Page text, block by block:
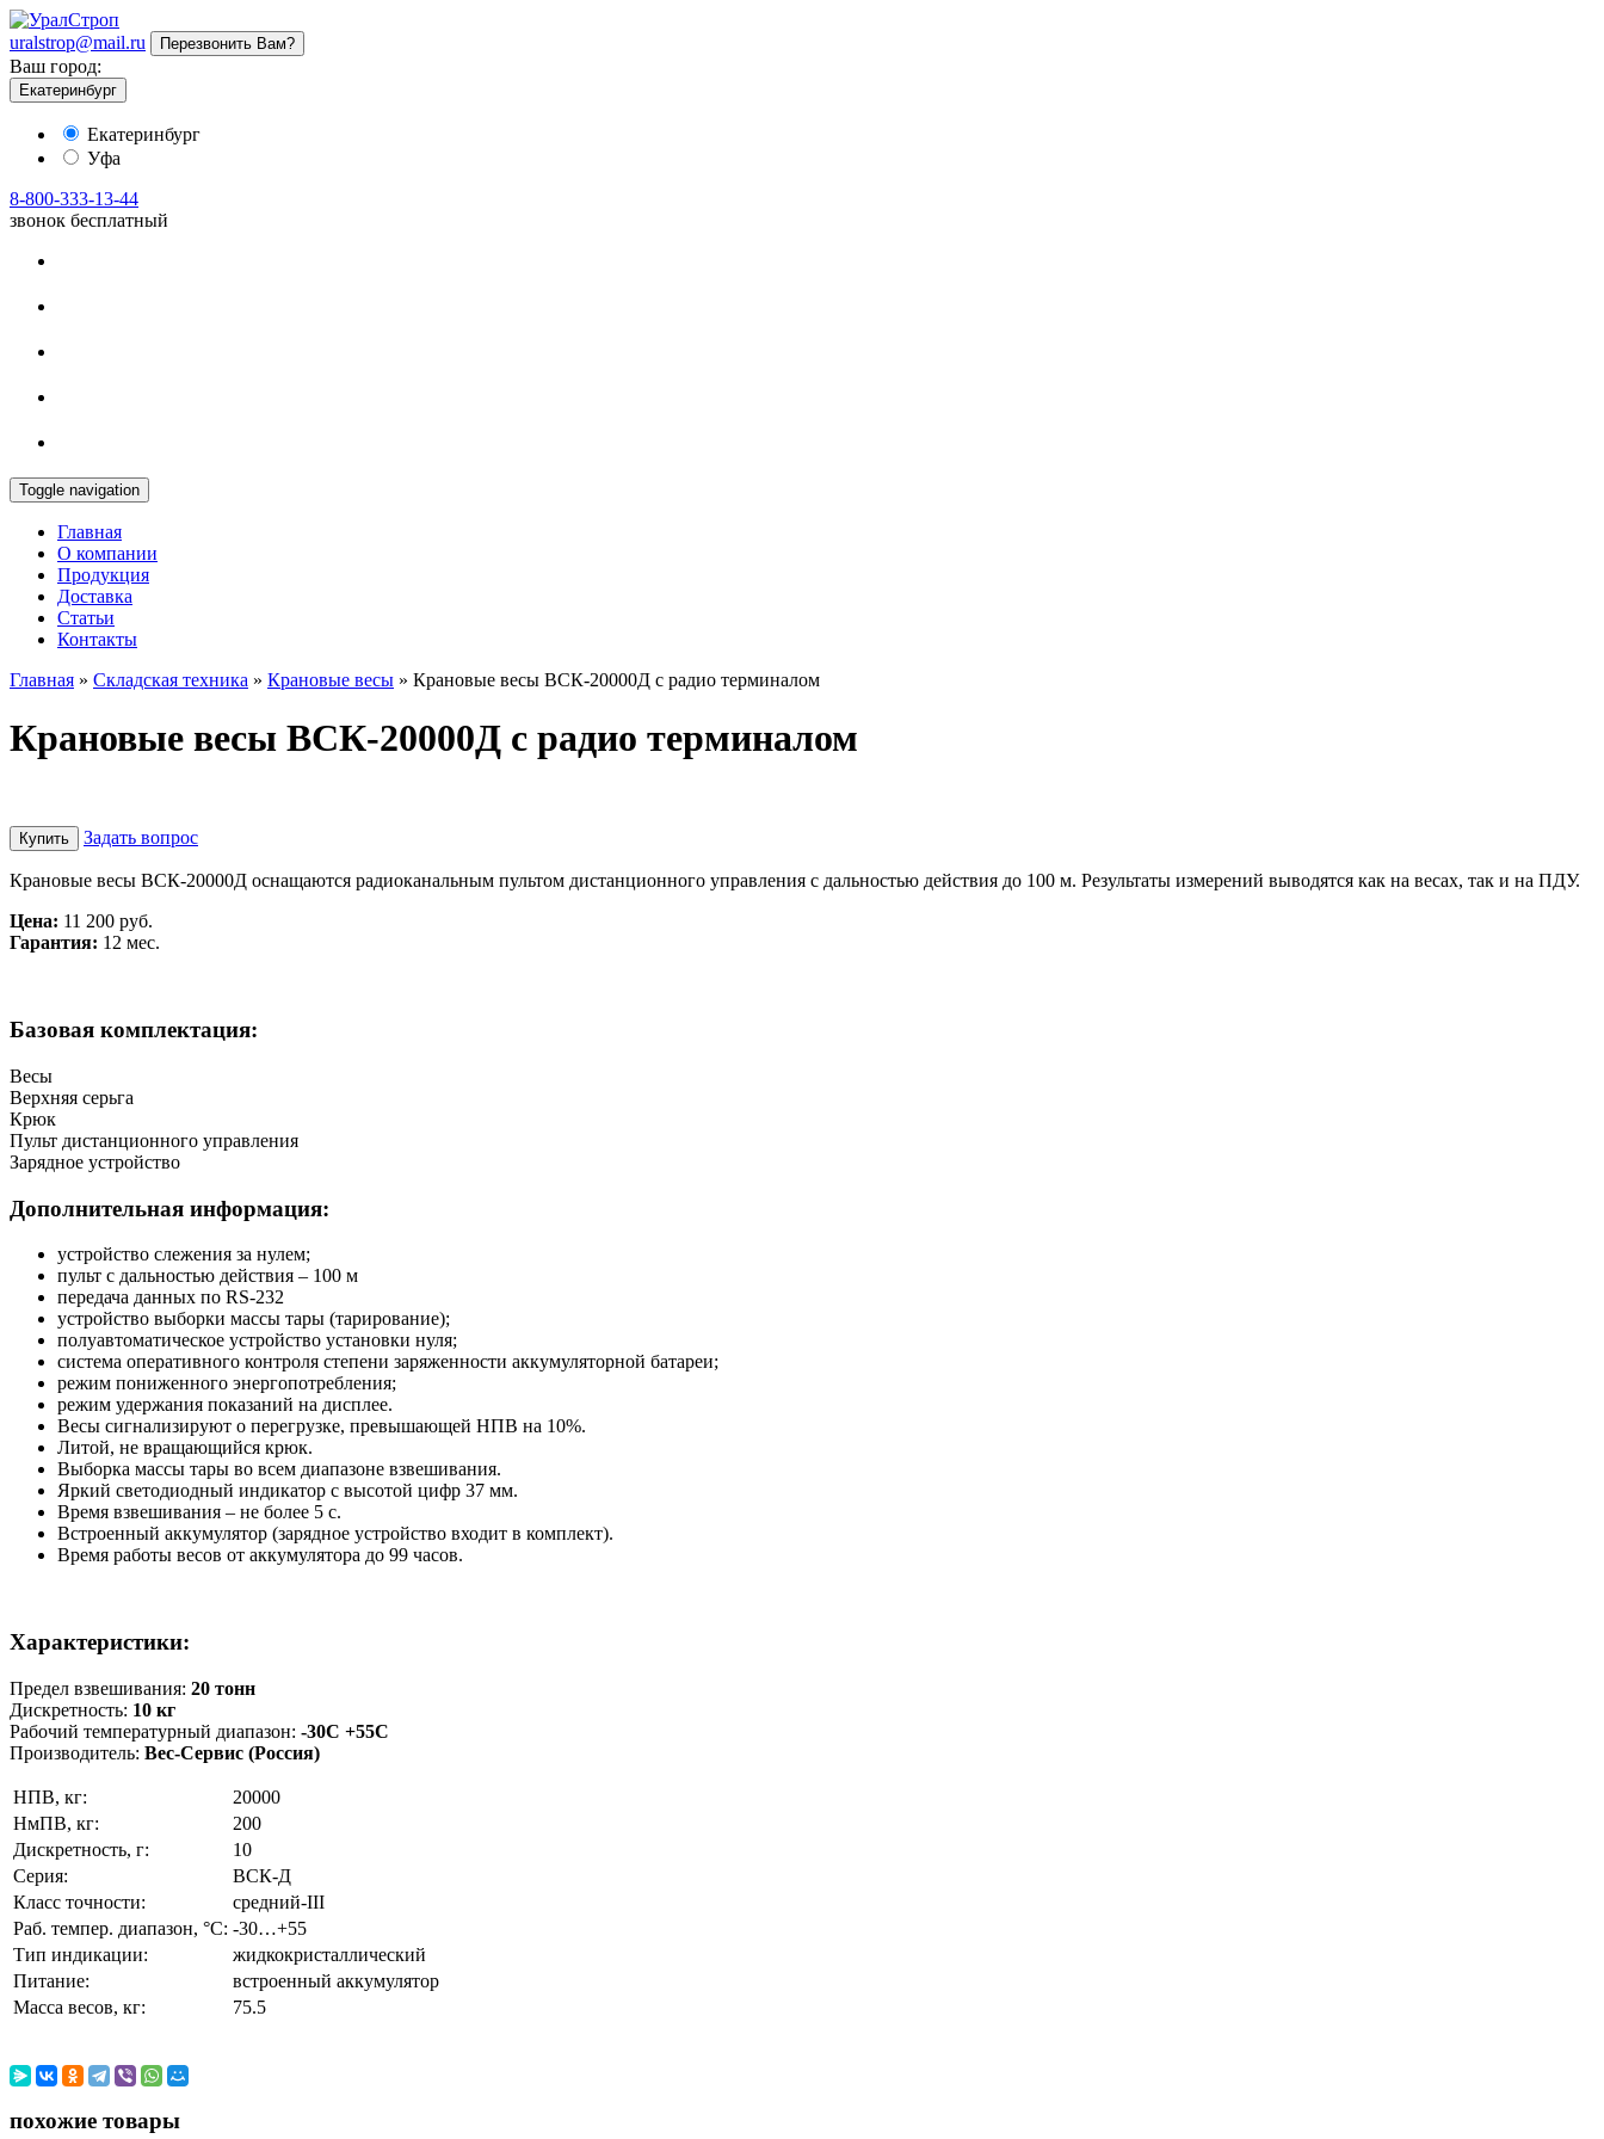
uralstrop@mail.ru Перезвонить Вам?
Ваш город:
Екатеринбург
Екатеринбург
Уфа
8-800-333-13-44
звонок бесплатный
Toggle navigation
Главная
О компании
Продукция
Доставка
Cтатьи
Контакты
Главная » Складская техника » Крановые весы » Крановые весы ВСК-20000Д с радио терминалом
Крановые весы ВСК-20000Д с радио терминалом
Купить Задать вопрос
Крановые весы ВСК-20000Д оснащаются радиоканальным пультом дистанционного управления с дальностью действия до 100 м. Результаты измерений выводятся как на весах, так и на ПДУ.
Цена: 11 200 руб.
Гарантия: 12 мес.
Базовая комплектация:
Весы
Верхняя серьга
Крюк
Пульт дистанционного управления
Зарядное устройство
Дополнительная информация:
устройство слежения за нулем;
пульт с дальностью действия – 100 м
передача данных по RS-232
устройство выборки массы тары (тарирование);
полуавтоматическое устройство установки нуля;
система оперативного контроля степени заряженности аккумуляторной батареи;
режим пониженного энергопотребления;
режим удержания показаний на дисплее.
Весы сигнализируют о перегрузке, превышающей НПВ на 10%.
Литой, не вращающийся крюк.
Выборка массы тары во всем диапазоне взвешивания.
Яркий светодиодный индикатор с высотой цифр 37 мм.
Время взвешивания – не более 5 c.
Встроенный аккумулятор (зарядное устройство входит в комплект).
Время работы весов от аккумулятора до 99 часов.
Характеристики:
Предел взвешивания: 20 тонн
Дискретность: 10 кг
Рабочий температурный диапазон: -30С +55С
Производитель: Вес-Сервис (Россия)
НПВ, кг:
20000
НмПВ, кг:
200
Дискретность, г:
10
Серия:
ВСК-Д
Класс точности:
средний-III
Раб. темпер. диапазон, °С: -30…+55
Тип индикации:
жидкокристаллический
Питание:
встроенный аккумулятор
Масса весов, кг:
75.5
похожие товары